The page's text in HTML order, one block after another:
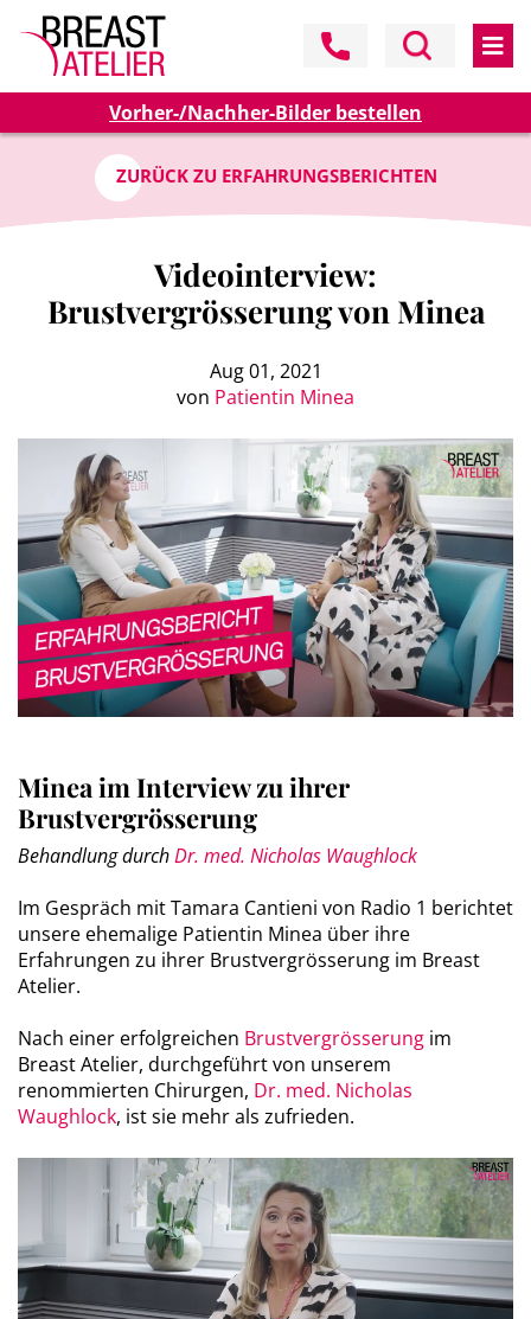
Vorher-/Nachher-Bilder bestellen
ZURÜCK ZU ERFAHRUNGSBERICHTEN
Videointerview:
Brustvergrösserung von Minea
Aug 01, 2021
von Patientin Minea
Minea im Interview zu ihrer
Brustvergrösserung
Behandlung durchDr. med. Nicholas Waughlock
Im Gespräch mit Tamara Cantieni von Radio 1 berichtet
unsere ehemalige Patientin Minea über ihre
Erfahrungen zu ihrer Brustvergrösserung im Breast
Atelier.
Nach einer erfolgreichen Brustvergrösserung im
Breast Atelier, durchgeführt von unserem
renommierten Chirurgen, Dr. med. Nicholas
Waughlock, ist sie mehr als zufrieden.